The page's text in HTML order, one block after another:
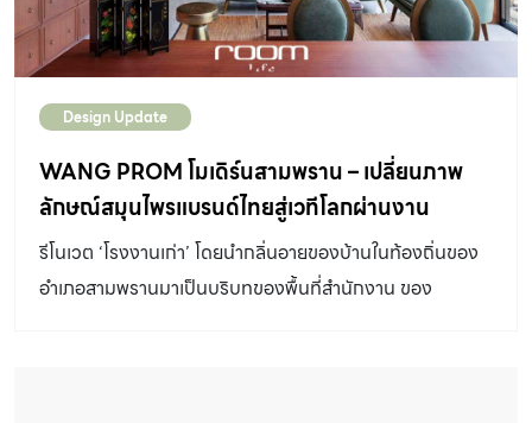
DESIGN CONCEPT American Vintage คือสไตล์ที่
เจ้าของบ้านชื่นชอบเป็นทุนเดิม เสน่ห์ของสไตล์นี้อยู่ที่ความดิบ
เพดาน การโชว์งานระบบ และที่ขาดไม่ได้คือ เฟอร์นิเจอร์ใน
แบบอเมริกันยุคสงครามโลก การตกแต่งสไตล์นี้แตกต่างจาก
สไตล์ลอฟต์ตรงที่อย่างหลังจะเน้นโชว์ความงามของวัสดุ
ประเภทเหล็กเป็นหลัก โดยไม่มีการปรุงแต่งใด ๆ ซึ่งเป็น
อิทธิพลที่ได้มาจากยุคปฏิวัติอุตสาหกรรมในอังกฤษ
SOLUTION การ รีโนเวตบ้านครึ่งปูนครึ่งไม้ ให้เป็น
Design Update
WANG PROM โมเดิร์นสามพราน – เปลี่ยนภาพ
ลักษณ์สมุนไพรแบรนด์ไทยสู่เวทีโลกผ่านงาน
ออกแบบ
รีโนเวต ‘โรงงานเก่า’ โดยนำกลิ่นอายของบ้านในท้องถิ่นของ
อำเภอสามพรานมาเป็นบริบทของพื้นที่สำนักงาน ของ